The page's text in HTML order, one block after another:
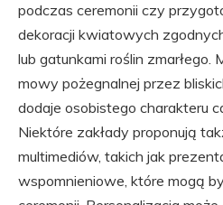
podczas ceremonii czy
dekoracji kwiatowych
lub gatunkami roślin zmarłego.
mowy pożegnalnej przez
dodaje osobistego charakteru
Niektóre zakłady proponują
multimediów, takich jak
wspomnieniowe, które mogą